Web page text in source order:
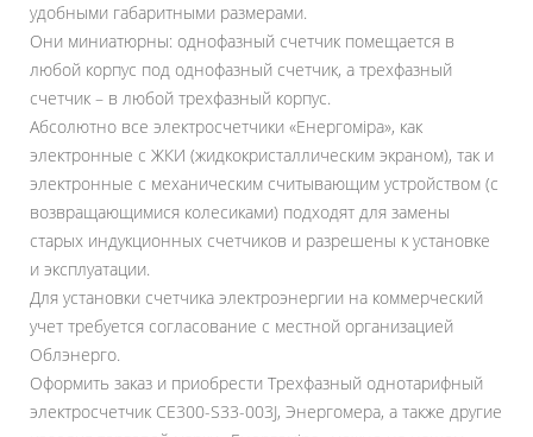
удобными габаритными размерами.
Они миниатюрны: однофазный счетчик помещается в
любой корпус под однофазный счетчик, а трехфазный
счетчик – в любой трехфазный корпус.
Абсолютно все электросчетчики «Енергоміра», как
электронные с ЖКИ (жидкокристаллическим экраном), так и
электронные с механическим считывающим устройством (с
возвращающимися колесиками) подходят для замены
старых индукционных счетчиков и разрешены к установке
и эксплуатации.
Для установки счетчика электроэнергии на коммерческий
учет требуется согласование с местной организацией
Облэнерго.
Оформить заказ и приобрести Трехфазный однотарифный
электросчетчик СЕ300-S33-003J, Энергомера, а также другие